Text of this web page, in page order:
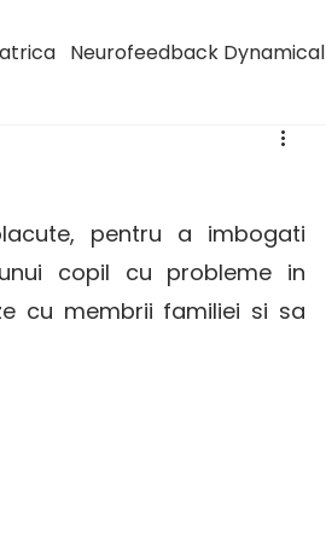
Neurofeedback Dynamical
pentru a imbogati
copil cu probleme in
cu membrii familiei si sa